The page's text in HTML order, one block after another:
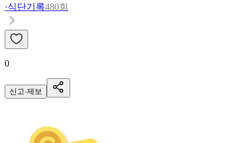
·식단기록480회
0
신고·제보